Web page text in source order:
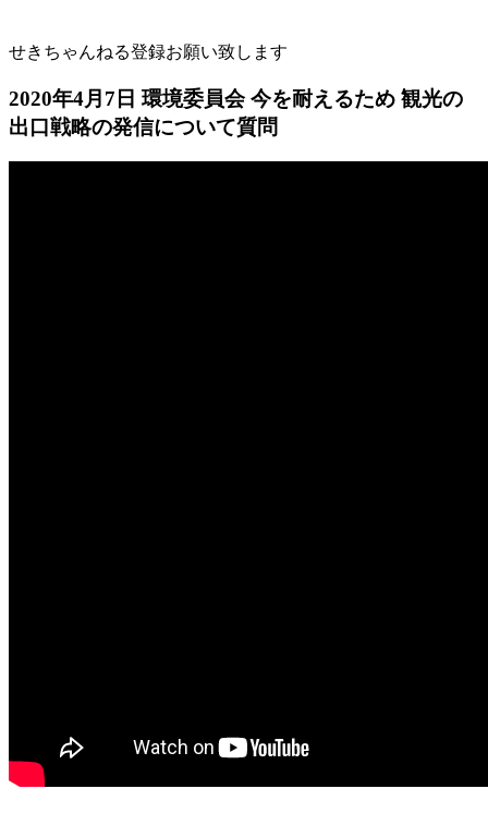
せきちゃんねる登録お願い致します
2020年4月7日 環境委員会 今を耐えるため 観光の
出口戦略の発信について質問